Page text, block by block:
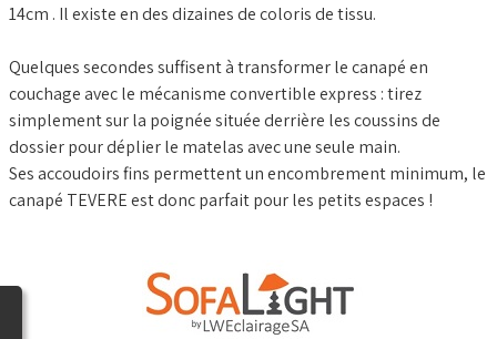
14cm . Il existe en des dizaines de coloris de tissu.
Quelques secondes suffisent à transformer le canapé en
couchage avec le mécanisme convertible express : tirez
simplement sur la poignée située derrière les coussins de
dossier pour déplier le matelas avec une seule main.
Ses accoudoirs fins permettent un encombrement minimum, le
canapé TEVERE est donc parfait pour les petits espaces !